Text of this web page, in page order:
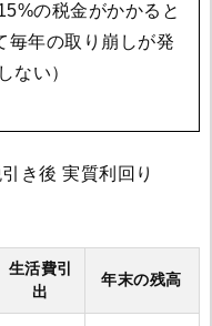
の税金がかかると
毎年の取り崩しが発
ない）
き後 実質利回り
生活費引
出
年末の残高